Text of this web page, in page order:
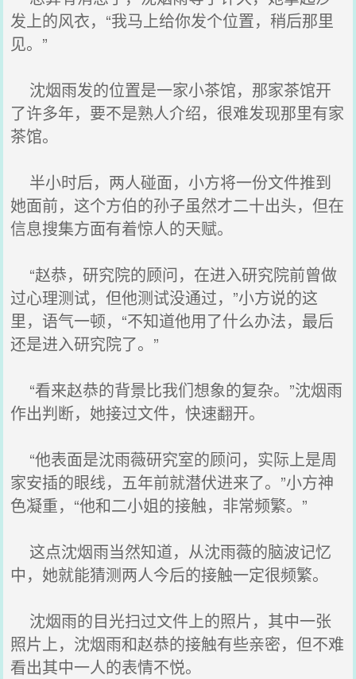
发上的风衣，“我马上给你发个位置，稍后那里
见。”
沈烟雨发的位置是一家小茶馆，那家茶馆开
了许多年，要不是熟人介绍，很难发现那里有家
茶馆。
半小时后，两人碰面，小方将一份文件推到
她面前，这个方伯的孙子虽然才二十出头，但在
信息搜集方面有着惊人的天赋。
“赵恭，研究院的顾问，在进入研究院前曾做
过心理测试，但他测试没通过，”小方说的这
里，语气一顿，“不知道他用了什么办法，最后
还是进入研究院了。”
“看来赵恭的背景比我们想象的复杂。”沈烟雨
作出判断，她接过文件，快速翻开。
“他表面是沈雨薇研究室的顾问，实际上是周
家安插的眼线，五年前就潜伏进来了。”小方神
色凝重，“他和二小姐的接触，非常频繁。”
这点沈烟雨当然知道，从沈雨薇的脑波记忆
中，她就能猜测两人今后的接触一定很频繁。
沈烟雨的目光扫过文件上的照片，其中一张
照片上，沈烟雨和赵恭的接触有些亲密，但不难
看出其中一人的表情不悦。